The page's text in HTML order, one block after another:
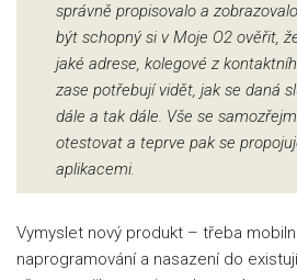
správně propisovalo a
být schopný si v Moje O2 ověřit,
jaké adrese, kolegové z
zase potřebují vidět, jak se daná
dále a tak dále. Vše se
otestovat a teprve pak se
aplikacemi.
Vymyslet nový produkt – třeba
naprogramování a nasazení do